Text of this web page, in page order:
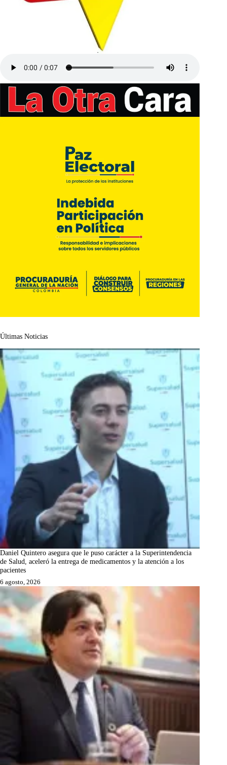
Últimas Noticias
Daniel Quintero asegura que le puso carácter a la Superintendencia
de Salud, aceleró la entrega de medicamentos y la atención a los
pacientes
6 agosto, 2026